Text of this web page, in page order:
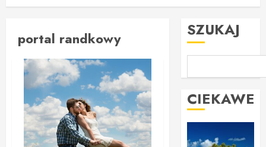
portal randkowy SZUKAJ
CIEKAWE